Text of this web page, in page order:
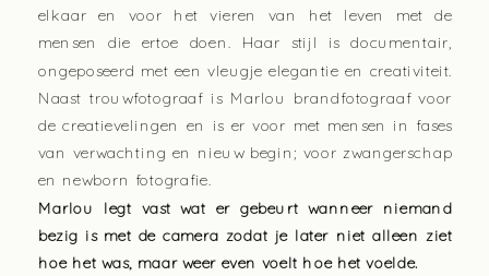
elkaar en voor het vieren van het leven met de
mensen die ertoe doen. Haar stijl is documentair,
ongeposeerd met een vleugje elegantie en creativiteit.
Naast trouwfotograaf is Marlou brandfotograaf voor
de creatievelingen en is er voor met mensen in fases
van verwachting en nieuw begin; voor zwangerschap
en newborn fotografie.
Marlou legt vast wat er gebeurt wanneer niemand
bezig is met de camera zodat je later niet alleen ziet
hoe het was, maar weer even voelt hoe het voelde.